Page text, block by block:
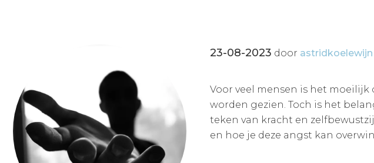
23-08-2023 door astridkoelewijn
Voor veel mensen is het
worden gezien. Toch is het
teken van kracht en
en hoe je deze angst kan